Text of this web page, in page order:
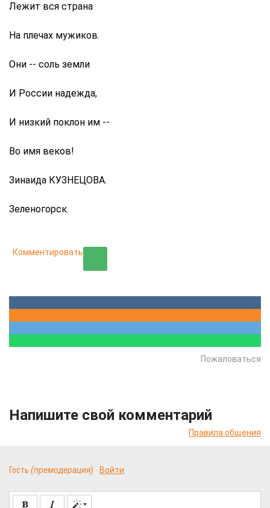
Лежит вся страна
На плечах мужиков.
Они -- соль земли
И России надежда,
И низкий поклон им --
Во имя веков!
Зинаида КУЗНЕЦОВА.
Зеленогорск.
Комментировать
Пожаловаться
Напишите свой комментарий
Правила общения
Гость (премодерация) Войти